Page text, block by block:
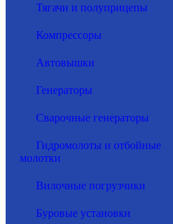
Тягачи и полуприцепы
Компрессоры
Автовышки
Генераторы
Сварочные генераторы
Гидромолоты и отбойные
молотки
Вилочные погрузчики
Буровые установки